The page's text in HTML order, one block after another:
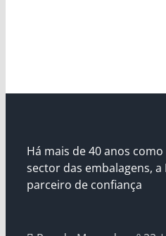
Há mais de 40 anos
sector das embalagens,
parceiro de confiança